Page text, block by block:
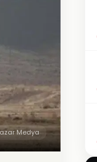
Medya